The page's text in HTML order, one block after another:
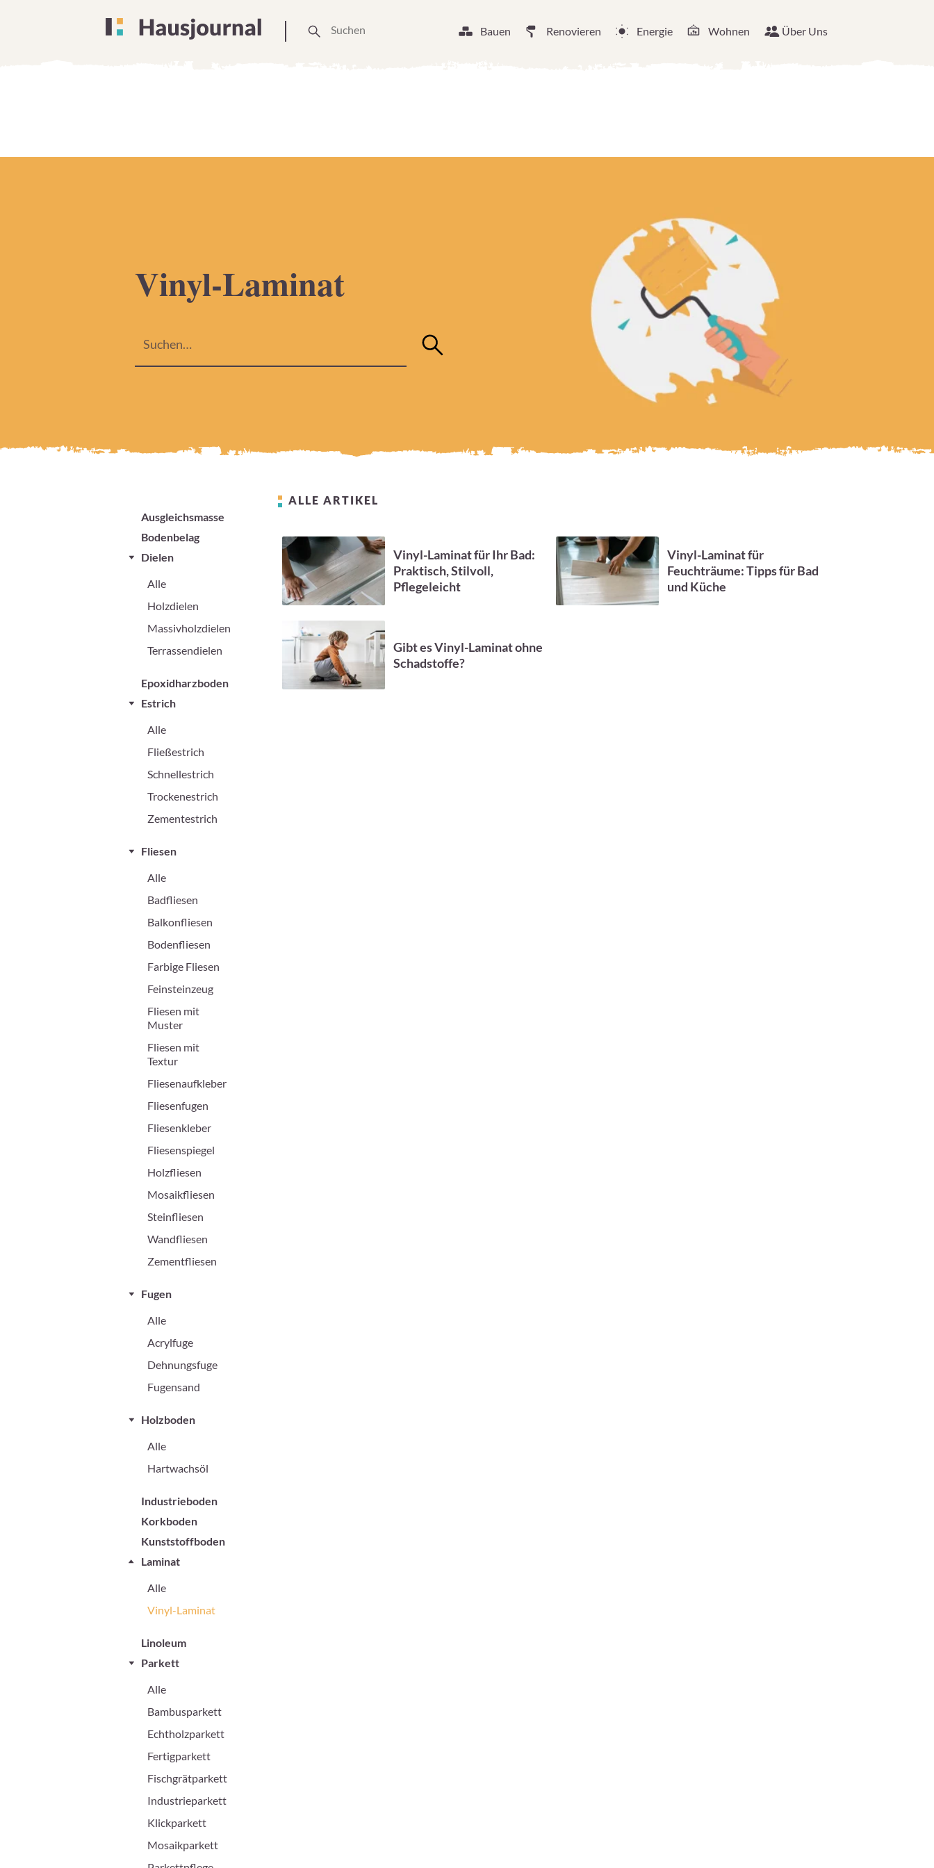
Bauen Renovieren Energie Wohnen Über Uns
Vinyl-Laminat
Ausgleichsmasse
Bodenbelag
Dielen
Alle
Holzdielen
Massivholzdielen
Terrassendielen
Epoxidharzboden
Estrich
Alle
Fließestrich
Schnellestrich
Trockenestrich
Zementestrich
Fliesen
Alle
Badfliesen
Balkonfliesen
Bodenfliesen
Farbige Fliesen
Feinsteinzeug
Fliesen mit
Muster
Fliesen mit
Textur
Fliesenaufkleber
Fliesenfugen
Fliesenkleber
Fliesenspiegel
Holzfliesen
Mosaikfliesen
Steinfliesen
Wandfliesen
Zementfliesen
Fugen
Alle
Acrylfuge
Dehnungsfuge
Fugensand
Holzboden
Alle
Hartwachsöl
Industrieboden
Korkboden
Kunststoffboden
Laminat
Alle
Vinyl-Laminat
Linoleum
Parkett
Alle
Bambusparkett
Echtholzparkett
Fertigparkett
Fischgrätparkett
Industrieparkett
Klickparkett
Mosaikparkett
ALLE ARTIKEL
Vinyl-Laminat für Ihr Bad:
Praktisch, Stilvoll,
Pflegeleicht
Vinyl-Laminat für
Feuchträume: Tipps für Bad
und Küche
Gibt es Vinyl-Laminat ohne
Schadstoffe?